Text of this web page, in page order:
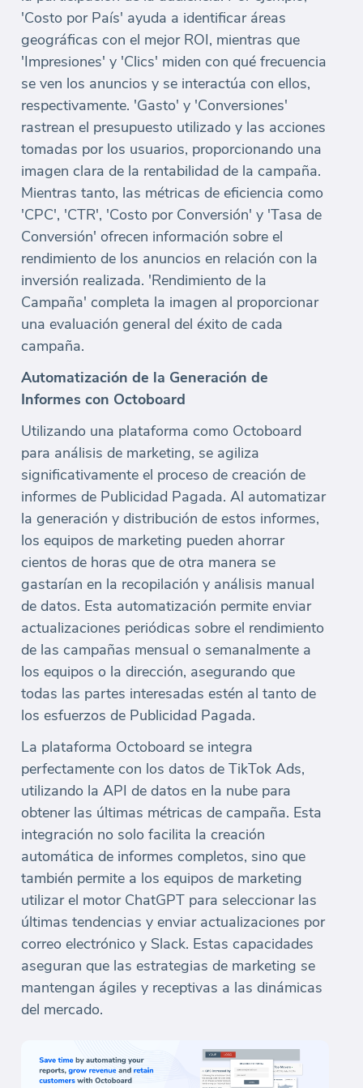
'Costo por País' ayuda a identificar áreas
geográficas con el mejor ROI, mientras que
'Impresiones' y 'Clics' miden con qué frecuencia
se ven los anuncios y se interactúa con ellos,
respectivamente. 'Gasto' y 'Conversiones'
rastrean el presupuesto utilizado y las acciones
tomadas por los usuarios, proporcionando una
imagen clara de la rentabilidad de la campaña.
Mientras tanto, las métricas de eficiencia como
'CPC', 'CTR', 'Costo por Conversión' y 'Tasa de
Conversión' ofrecen información sobre el
rendimiento de los anuncios en relación con la
inversión realizada. 'Rendimiento de la
Campaña' completa la imagen al proporcionar
una evaluación general del éxito de cada
campaña.
Automatización de la Generación de
Informes con Octoboard
Utilizando una plataforma como Octoboard
para análisis de marketing, se agiliza
significativamente el proceso de creación de
informes de Publicidad Pagada. Al automatizar
la generación y distribución de estos informes,
los equipos de marketing pueden ahorrar
cientos de horas que de otra manera se
gastarían en la recopilación y análisis manual
de datos. Esta automatización permite enviar
actualizaciones periódicas sobre el rendimiento
de las campañas mensual o semanalmente a
los equipos o la dirección, asegurando que
todas las partes interesadas estén al tanto de
los esfuerzos de Publicidad Pagada.
La plataforma Octoboard se integra
perfectamente con los datos de TikTok Ads,
utilizando la API de datos en la nube para
obtener las últimas métricas de campaña. Esta
integración no solo facilita la creación
automática de informes completos, sino que
también permite a los equipos de marketing
utilizar el motor ChatGPT para seleccionar las
últimas tendencias y enviar actualizaciones por
correo electrónico y Slack. Estas capacidades
aseguran que las estrategias de marketing se
mantengan ágiles y receptivas a las dinámicas
del mercado.